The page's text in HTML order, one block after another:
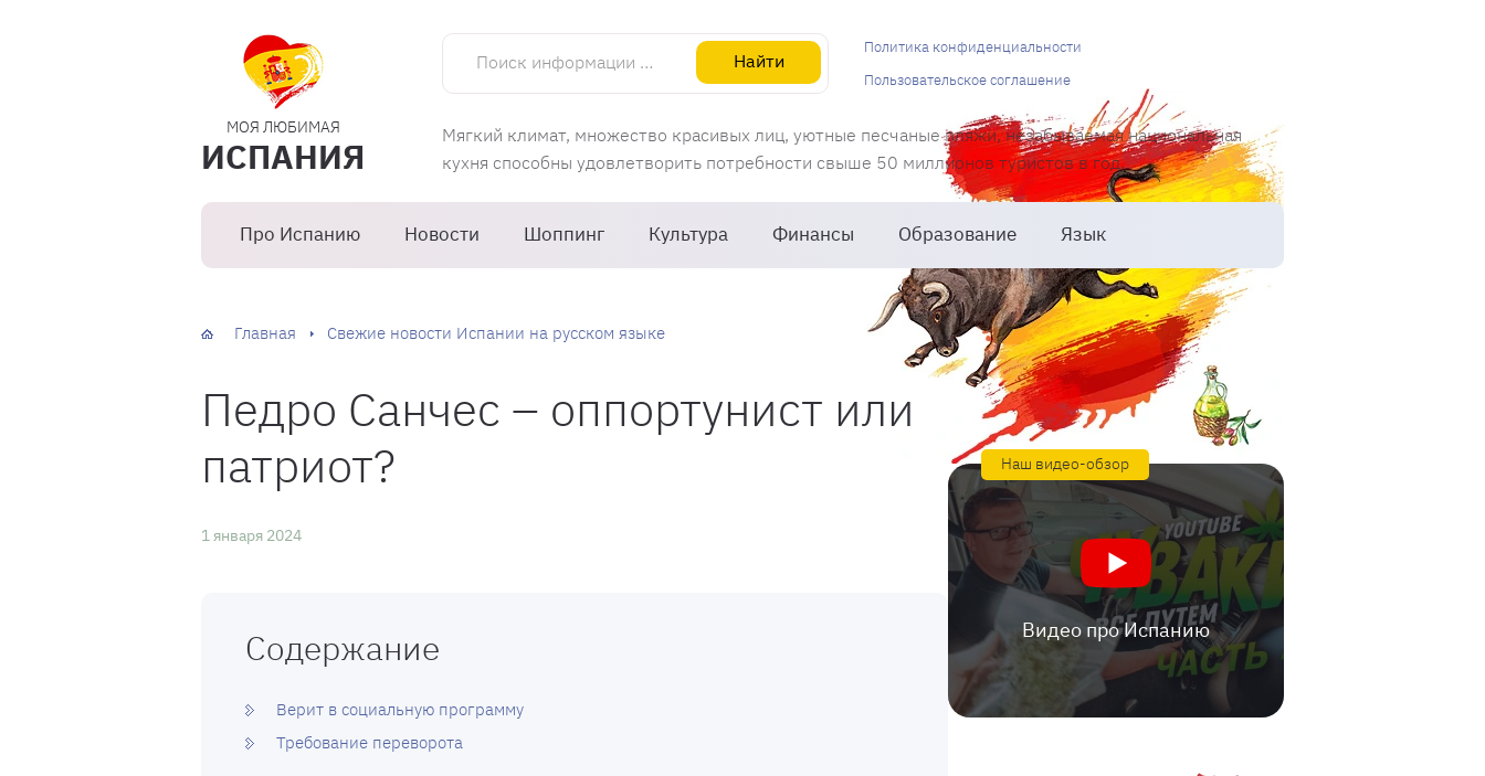
МОЯ ЛЮБИМАЯ
ИСПАНИЯ
Поиск информации об Испании
Найти
Мягкий климат, множество красивых лиц, уютные песчаные пляжи, незабываемая национальная
кухня способны удовлетворить потребности свыше 50 миллионов туристов в год.
Про Испанию Новости Шоппинг Культура Финансы Образование Язык
Политика конфиденциальности
Пользовательское соглашение
Главная Свежие новости Испании на русском языке
Педро Санчес – оппортунист или
патриот?
1 января 2024
Содержание
Верит в социальную программу
Требование переворота
Наш видео-обзор
Видео про Испанию